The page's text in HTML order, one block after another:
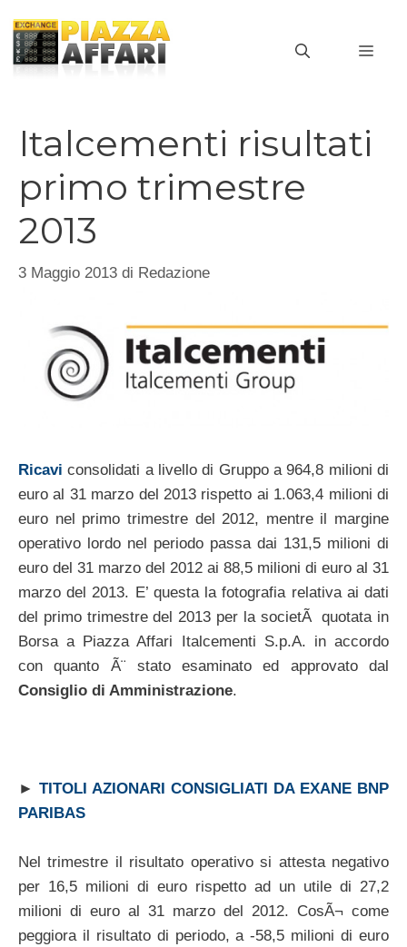
contenuto
Italcementi risultati
primo trimestre
2013
3 Maggio 2013 di Redazione
Ricavi consolidati a livello di Gruppo a 964,8 milioni di
euro al 31 marzo del 2013 rispetto ai 1.063,4 milioni di
euro nel primo trimestre del 2012, mentre il margine
operativo lordo nel periodo passa dai 131,5 milioni di
euro del 31 marzo del 2012 ai 88,5 milioni di euro al 31
marzo del 2013. E’ questa la fotografia relativa ai dati
del primo trimestre del 2013 per la societÃ quotata in
Borsa a Piazza Affari Italcementi S.p.A. in accordo
con quanto Ã¨ stato esaminato ed approvato dal
Consiglio di Amministrazione.
► TITOLI AZIONARI CONSIGLIATI DA EXANE BNP
PARIBAS
Nel trimestre il risultato operativo si attesta negativo
per 16,5 milioni di euro rispetto ad un utile di 27,2
milioni di euro al 31 marzo del 2012. CosÃ¬ come
peggiora il risultato di periodo, a -58,5 milioni di euro